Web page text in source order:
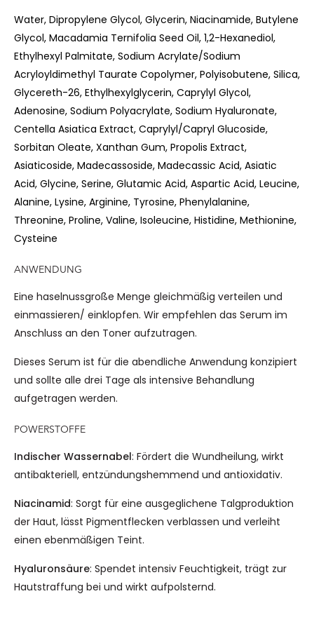
Water, Dipropylene Glycol, Glycerin, Niacinamide, Butylene
Glycol, Macadamia Ternifolia Seed Oil, 1,2-Hexanediol,
Ethylhexyl Palmitate, Sodium Acrylate/Sodium
Acryloyldimethyl Taurate Copolymer, Polyisobutene, Silica,
Glycereth-26, Ethylhexylglycerin, Caprylyl Glycol,
Adenosine, Sodium Polyacrylate, Sodium Hyaluronate,
Centella Asiatica Extract, Caprylyl/Capryl Glucoside,
Sorbitan Oleate, Xanthan Gum, Propolis Extract,
Asiaticoside, Madecassoside, Madecassic Acid, Asiatic
Acid, Glycine, Serine, Glutamic Acid, Aspartic Acid, Leucine,
Alanine, Lysine, Arginine, Tyrosine, Phenylalanine,
Threonine, Proline, Valine, Isoleucine, Histidine, Methionine,
Cysteine
ANWENDUNG
Eine haselnussgroße Menge gleichmäßig verteilen und
einmassieren/ einklopfen. Wir empfehlen das Serum im
Anschluss an den Toner aufzutragen.
Dieses Serum ist für die abendliche Anwendung konzipiert
und sollte alle drei Tage als intensive Behandlung
aufgetragen werden.
POWERSTOFFE
Indischer Wassernabel: Fördert die Wundheilung, wirkt
antibakteriell, entzündungshemmend und antioxidativ.
Niacinamid: Sorgt für eine ausgeglichene Talgproduktion
der Haut, lässt Pigmentflecken verblassen und verleiht
einen ebenmäßigen Teint.
Hyaluronsäure: Spendet intensiv Feuchtigkeit, trägt zur
Hautstraffung bei und wirkt aufpolsternd.